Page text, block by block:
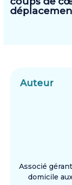
Auteur
Associé
domicile